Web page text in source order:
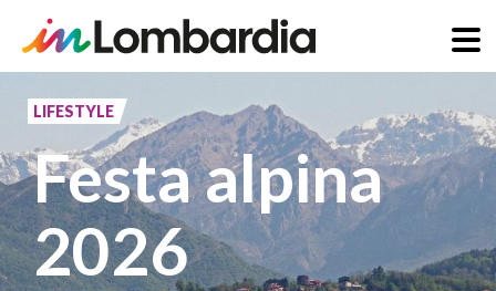
contenuto
principale
LIFESTYLE
Festa alpina
2026